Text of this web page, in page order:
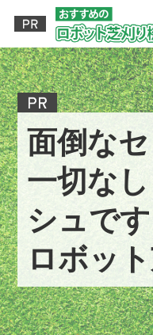
面倒な
一切な
シュで
ロボッ